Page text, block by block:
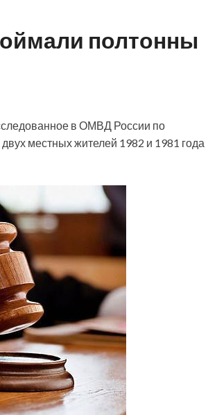
полтонны
в ОМВД России по
местных жителей 1982 и 1981 года